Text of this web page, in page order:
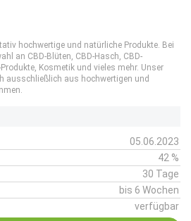
hochwertige und natürliche Produkte. Bei
an CBD-Blüten, CBD-Hasch, CBD-
Kosmetik und vieles mehr. Unser
ausschließlich aus hochwertigen und
05.06.2023
42 %
30 Tage
bis 6 Wochen
verfügbar